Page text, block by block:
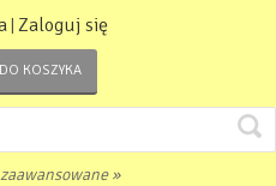
Zaloguj się
KOSZYKA
»